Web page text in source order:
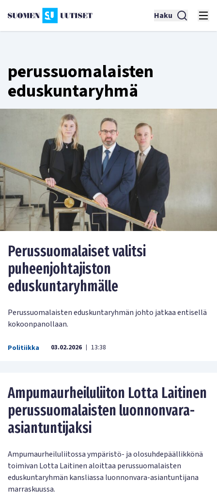
Haku
perussuomalaisten
eduskuntaryhmä
Perussuomalaiset valitsi
puheenjohtajiston
eduskuntaryhmälle
Perussuomalaisten eduskuntaryhmän johto jatkaa entisellä
kokoonpanollaan.
Politiikka 03.02.2026 | 13:38
Ampumaurheiluliiton Lotta Laitinen
perussuomalaisten luonnonvara-
asiantuntijaksi
Ampumaurheiluliitossa ympäristö- ja olosuhdepäällikkönä
toimivan Lotta Laitinen aloittaa perussuomalaisten
eduskuntaryhmän kansliassa luonnonvara-asiantuntijana
marraskuussa.